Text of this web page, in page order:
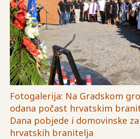
Fotogalerija: Na Gradskom
odana počast hrvatskim
Dana pobjede i domovinske
hrvatskih branitelja